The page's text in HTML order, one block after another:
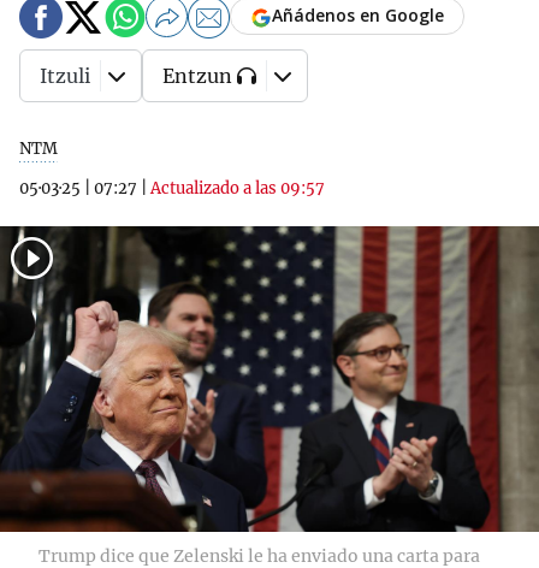
NTM
05·03·25
07:27 |Actualizado a las 09:57
Añádenos en Google
Itzuli Entzun
Trump dice que Zelenski le ha enviado una carta para